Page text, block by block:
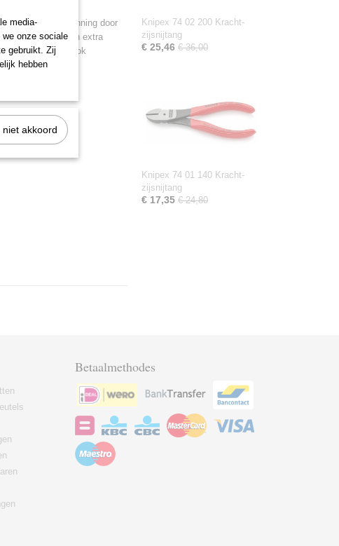
cm
krachtinspanning door
snijkanten extra
draadsoorten, ook
Knipex 74 02 200 Kracht-
zijsnijtang
€ 25,46 € 36,00
Knipex 74 01 140 Kracht-
zijsnijtang
€ 17,35 € 24,80
Betaalmethodes
media-
onze sociale
gebruikt. Zij
hebben
niet akkoord